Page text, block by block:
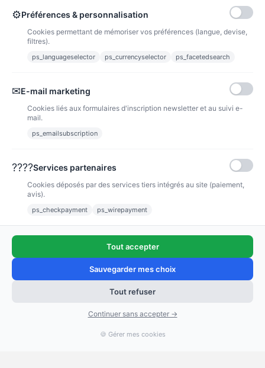
NOTRE SOCIÉTÉ
⚙Préférences & personnalisation
Cookies permettant de mémoriser vos préférences (langue, devise,
filtres).
ps_languageselector ps_currencyselector ps_facetedsearch
✉E-mail marketing
Cookies liés aux formulaires d'inscription newsletter et au suivi e-
mail.
ps_emailsubscription
????Services partenaires
Cookies déposés par des services tiers intégrés au site (paiement,
avis).
ps_checkpayment ps_wirepayment
Tout accepter
Sauvegarder mes choix
Tout refuser
Continuer sans accepter →
🍪 Gérer mes cookies